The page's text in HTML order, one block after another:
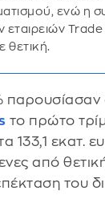
ενώ η
εταιρειών Trade
θετική.
παρουσίασαν
το πρώτο
133,1 εκατ.
από
του